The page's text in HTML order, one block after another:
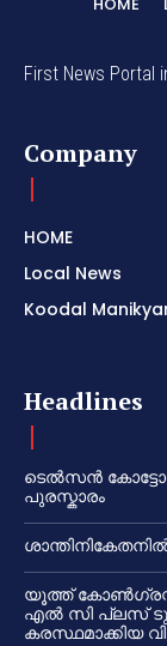
First News Portal
Company
HOME
Local News
Koodal
Headlines
ടെൽസൻ
പുരസ്കാരം
യൂത്ത്
എൽ സി പ്ലസ് ടു
കരസ്ഥമാക്കിയ